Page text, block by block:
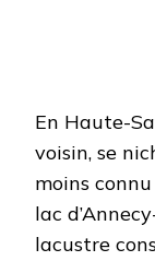
En Haute-
voisin, se
moins
lac
lacustre